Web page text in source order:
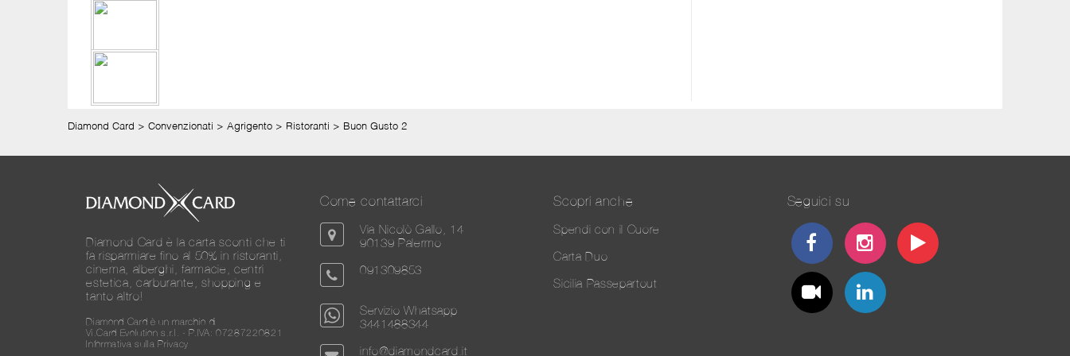
Diamond Card > Convenzionati > Agrigento > Ristoranti > Buon Gusto 2
Diamond Card è la carta sconti che ti
fa risparmiare fino al 50% in ristoranti,
cinema, alberghi, farmacie, centri
estetica, carburante, shopping e
tanto altro!
Diamond Card è un marchio di
Vi.Card Evolution s.r.l. - P.IVA: 07287220821
Informativa sulla Privacy
Come contattarci
Via Nicolò Gallo, 14
90139 Palermo
091309853
Servizio Whatsapp
3441488344
info@diamondcard.it
Scopri anche
Spendi con il Cuore
Carta Duo
Sicilia Passepartout
Seguici su